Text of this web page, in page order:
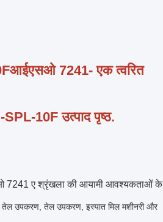
आईएसओ 7241- एक त्वरित
10F उत्पाद पृष्ठ.
7241 ए श्रृंखला की आयामी आवश्यकताओं के
तेल उपकरण, तेल उपकरण, इस्पात मिल मशीनरी और